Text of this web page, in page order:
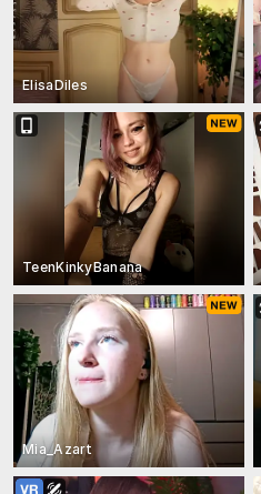
ElisaDiles
TeenKinkyBanana
Mia_Azart